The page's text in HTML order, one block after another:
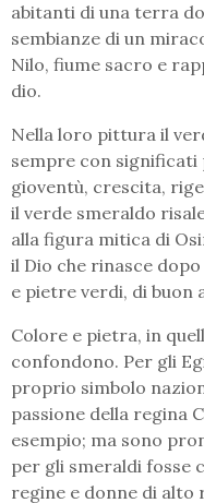
abitanti di una terra
sembianze di un
Nilo, fiume sacro e
dio.
Nella loro pittura il
sempre con
gioventù, crescita,
il verde smeraldo
alla figura mitica di
il Dio che rinasce
e pietre verdi, di buon
Colore e pietra, in
confondono. Per gli
proprio simbolo
passione della regina
esempio; ma sono
per gli smeraldi fosse
regine e donne di alto